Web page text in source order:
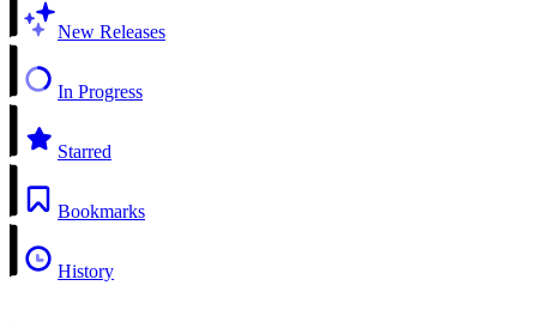
New Releases
In Progress
Starred
Bookmarks
History